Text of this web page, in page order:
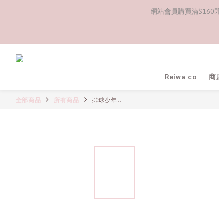
網站會員購買滿$160
Reiwa co 商
全部商品 所有商品 排球少年!!